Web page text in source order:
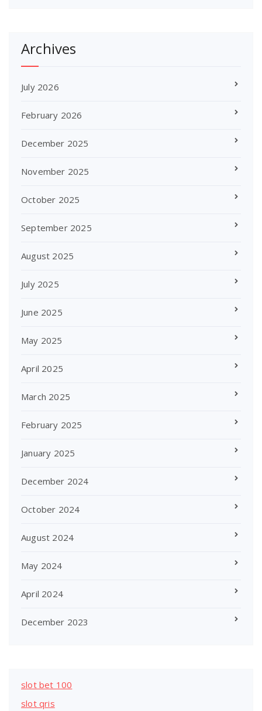
Archives
July 2026
February 2026
December 2025
November 2025
October 2025
September 2025
August 2025
July 2025
June 2025
May 2025
April 2025
March 2025
February 2025
January 2025
December 2024
October 2024
August 2024
May 2024
April 2024
December 2023
slot bet 100
slot qris